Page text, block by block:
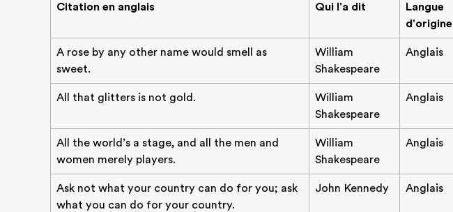
Citation en anglais Qui l'a dit
Langue
d'origine
A rose by any other name would smell as
sweet.
William
Shakespeare
Anglais
All that glitters is not gold.
William
Shakespeare
Anglais
All the world’s a stage, and all the men and
women merely players.
William
Shakespeare
Anglais
Ask not what your country can do for you; ask
what you can do for your country.
John Kennedy Anglais